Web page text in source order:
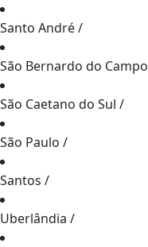
Santo André/
São Bernardo do Campo
São Caetano do Sul /
São Paulo /
Santos /
Uberlândia /